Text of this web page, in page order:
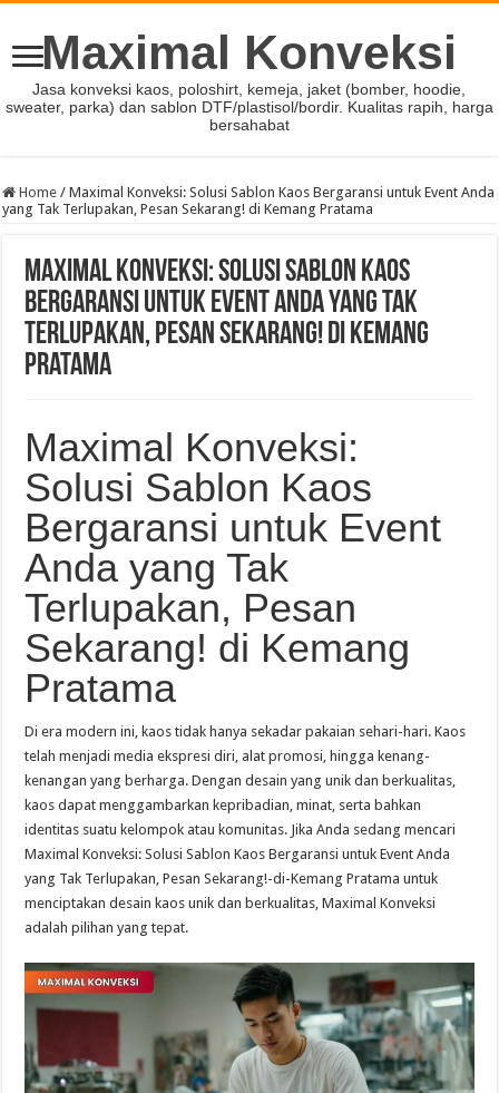
Maximal Konveksi
Jasa konveksi kaos, poloshirt, kemeja, jaket (bomber, hoodie,
sweater, parka) dan sablon DTF/plastisol/bordir. Kualitas rapih, harga
bersahabat
Home / Maximal Konveksi: Solusi Sablon Kaos Bergaransi untuk Event Anda
yang Tak Terlupakan, Pesan Sekarang! di Kemang Pratama
Maximal Konveksi: Solusi Sablon Kaos
Bergaransi untuk Event Anda yang Tak
Terlupakan, Pesan Sekarang! di Kemang
Pratama
Maximal Konveksi:
Solusi Sablon Kaos
Bergaransi untuk Event
Anda yang Tak
Terlupakan, Pesan
Sekarang! di Kemang
Pratama
Di era modern ini, kaos tidak hanya sekadar pakaian sehari-hari. Kaos
telah menjadi media ekspresi diri, alat promosi, hingga kenang-
kenangan yang berharga. Dengan desain yang unik dan berkualitas,
kaos dapat menggambarkan kepribadian, minat, serta bahkan
identitas suatu kelompok atau komunitas. Jika Anda sedang mencari
Maximal Konveksi: Solusi Sablon Kaos Bergaransi untuk Event Anda
yang Tak Terlupakan, Pesan Sekarang!-di-Kemang Pratama untuk
menciptakan desain kaos unik dan berkualitas, Maximal Konveksi
adalah pilihan yang tepat.